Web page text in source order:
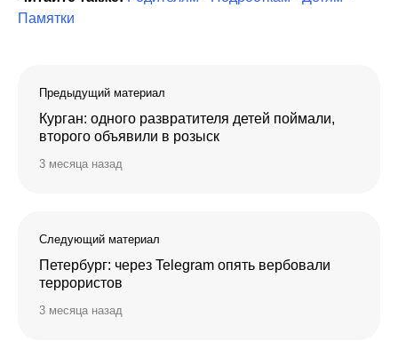
Памятки
Предыдущий материал
Курган: одного развратителя детей поймали,
второго объявили в розыск
3 месяца назад
Следующий материал
Петербург: через Telegram опять вербовали
террористов
3 месяца назад